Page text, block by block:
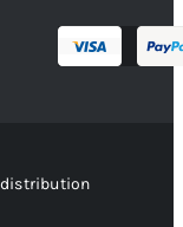
distribution